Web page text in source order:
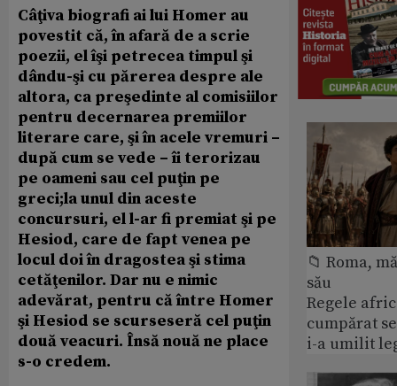
Câţiva biografi ai lui Homer au
povestit că, în afară de a scrie
poezii, el îşi petrecea timpul şi
dându-şi cu părerea despre ale
altora, ca preşedinte al comisiilor
pentru decernarea premiilor
literare care, şi în acele vremuri –
după cum se vede – îi terorizau
pe oameni sau cel puţin pe
greci;la unul din aceste
concursuri, el l-ar fi premiat şi pe
Hesiod, care de fapt venea pe
locul doi în dragostea şi stima
cetăţenilor. Dar nu e nimic
adevărat, pentru că între Homer
şi Hesiod se scurseseră cel puţin
două veacuri. Însă nouă ne place
s-o credem.
📁 Roma,
său
Regele
cumpărat
i-a umilit